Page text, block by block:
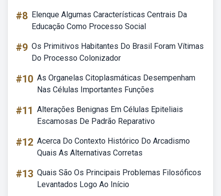
#8 Elenque Algumas Características Centrais Da
Educação Como Processo Social
#9 Os Primitivos Habitantes Do Brasil Foram Vítimas
Do Processo Colonizador
#10 As Organelas Citoplasmáticas Desempenham
Nas Células Importantes Funções
#11 Alterações Benignas Em Células Epiteliais
Escamosas De Padrão Reparativo
#12 Acerca Do Contexto Histórico Do Arcadismo
Quais As Alternativas Corretas
#13 Quais São Os Principais Problemas Filosóficos
Levantados Logo Ao Início